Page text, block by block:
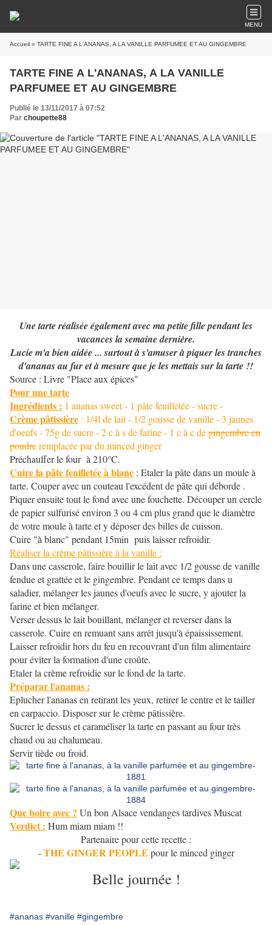
MENU
Accueil » TARTE FINE A L'ANANAS, A LA VANILLE PARFUMEE ET AU GINGEMBRE
TARTE FINE A L'ANANAS, A LA VANILLE
PARFUMEE ET AU GINGEMBRE
Publié le 13/11/2017 à 07:52
Par choupette88
Une tarte réalisée également avec ma petite fille pendant les
vacances la semaine dernière.
Lucie m'a bien aidée ... surtout à s'amuser à piquer les tranches
d'ananas au fur et à mesure que je les mettais sur la tarte !!
Source : Livre "Place aux épices"
Pour une tarte
Ingrédients : 1 ananas sweet - 1 pâte feuilletée - sucre -
Crème pâtissière : 1/4l de lait - 1/2 gousse de vanille - 3 jaunes
d'oeufs - 75g de sucre - 2 c à s de farine - 1 c à c degingembre en
poudreremplacée par du minced ginger
Préchauffer le four à 210°C.
Cuire la pâte feuilletée à blanc : Etaler la pâte dans un moule à
tarte. Couper avec un couteau l'excédent de pâte qui déborde .
Piquer ensuite tout le fond avec une fouchette. Découper un cercle
de papier sulfurisé environ 3 ou 4 cm plus grand que le diamètre
de votre moule à tarte et y déposer des billes de cuisson.
Cuire "à blanc" pendant 15min puis laisser refroidir.
Réaliser la crème pâtissière à la vanille :
Dans une casserole, faire bouillir le lait avec 1/2 gousse de vanille
fendue et grattée et le gingembre. Pendant ce temps dans u
saladier, mélanger les jaunes d'oeufs avec le sucre, y ajouter la
farine et bien mélanger.
Verser dessus le lait bouillant, mélanger et reverser dans la
casserole. Cuire en remuant sans arrêt jusqu'à épaississement.
Laisser refroidir hors du feu en recouvrant d'un film alimentaire
pour éviter la formation d'une croûte.
Etaler la crème refroidie sur le fond de la tarte.
Préparar l'ananas :
Eplucher l'ananas en retirant les yeux, retirer le centre et le tailler
en carpaccio. Disposer sur le crème pâtissière.
Sucrer le dessus et caraméliser la tarte en passant au four très
chaud ou au chalumeau.
Servir tiède ou froid.
Que boire avec ? Un bon Alsace vendanges tardives Muscat
Verdict : Hum miam miam !!
Partenaire pour cette recette :
-THE GINGER PEOPLE pour le minced ginger
Belle journée !
#ananas #vanille #gingembre